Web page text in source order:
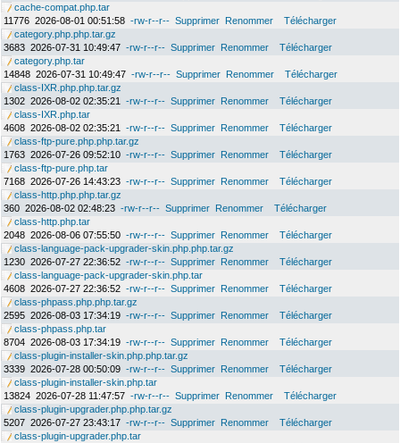
cache-compat.php.tar
11776 2026-08-01 00:51:58 -rw-r--r-- Supprimer Renommer
Télécharger
category.php.php.tar.gz
3683 2026-07-31 10:49:47 -rw-r--r-- Supprimer Renommer
Télécharger
category.php.tar
14848 2026-07-31 10:49:47 -rw-r--r-- Supprimer Renommer
Télécharger
class-IXR.php.php.tar.gz
1302 2026-08-02 02:35:21 -rw-r--r-- Supprimer Renommer
Télécharger
class-IXR.php.tar
4608 2026-08-02 02:35:21 -rw-r--r-- Supprimer Renommer
Télécharger
class-ftp-pure.php.php.tar.gz
1763 2026-07-26 09:52:10 -rw-r--r-- Supprimer Renommer
Télécharger
class-ftp-pure.php.tar
7168 2026-07-26 14:43:23 -rw-r--r-- Supprimer Renommer
Télécharger
class-http.php.php.tar.gz
360 2026-08-02 02:48:23 -rw-r--r-- Supprimer Renommer
Télécharger
class-http.php.tar
2048 2026-08-06 07:55:50 -rw-r--r-- Supprimer Renommer
Télécharger
class-language-pack-upgrader-skin.php.php.tar.gz
1230 2026-07-27 22:36:52 -rw-r--r-- Supprimer Renommer
Télécharger
class-language-pack-upgrader-skin.php.tar
4608 2026-07-27 22:36:52 -rw-r--r-- Supprimer Renommer
Télécharger
class-phpass.php.php.tar.gz
2595 2026-08-03 17:34:19 -rw-r--r-- Supprimer Renommer
Télécharger
class-phpass.php.tar
8704 2026-08-03 17:34:19 -rw-r--r-- Supprimer Renommer
Télécharger
class-plugin-installer-skin.php.php.tar.gz
3339 2026-07-28 00:50:09 -rw-r--r-- Supprimer Renommer
Télécharger
class-plugin-installer-skin.php.tar
13824 2026-07-28 11:47:57 -rw-r--r-- Supprimer Renommer
Télécharger
class-plugin-upgrader.php.php.tar.gz
5207 2026-07-27 23:43:17 -rw-r--r-- Supprimer Renommer
Télécharger
class-plugin-upgrader.php.tar